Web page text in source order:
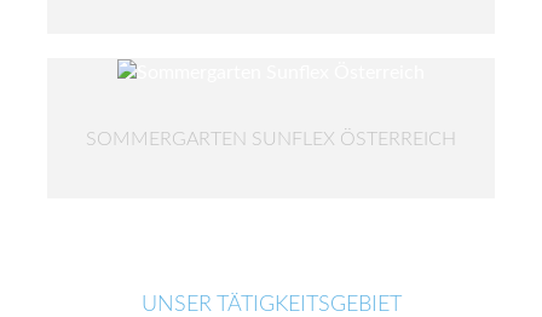
SOMMERGARTEN SUNFLEX ÖSTERREICH
UNSER TÄTIGKEITSGEBIET